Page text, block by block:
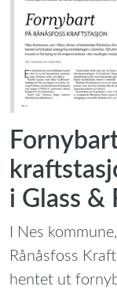
i Glass &
I Nes
Rånåsfoss
hentet ut